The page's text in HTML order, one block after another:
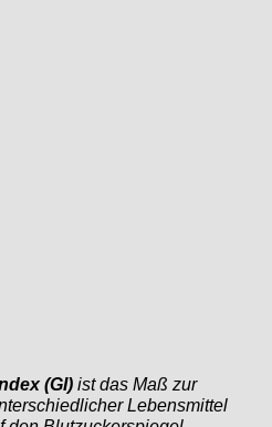
(GI) ist das Maß zur
Lebensmittel